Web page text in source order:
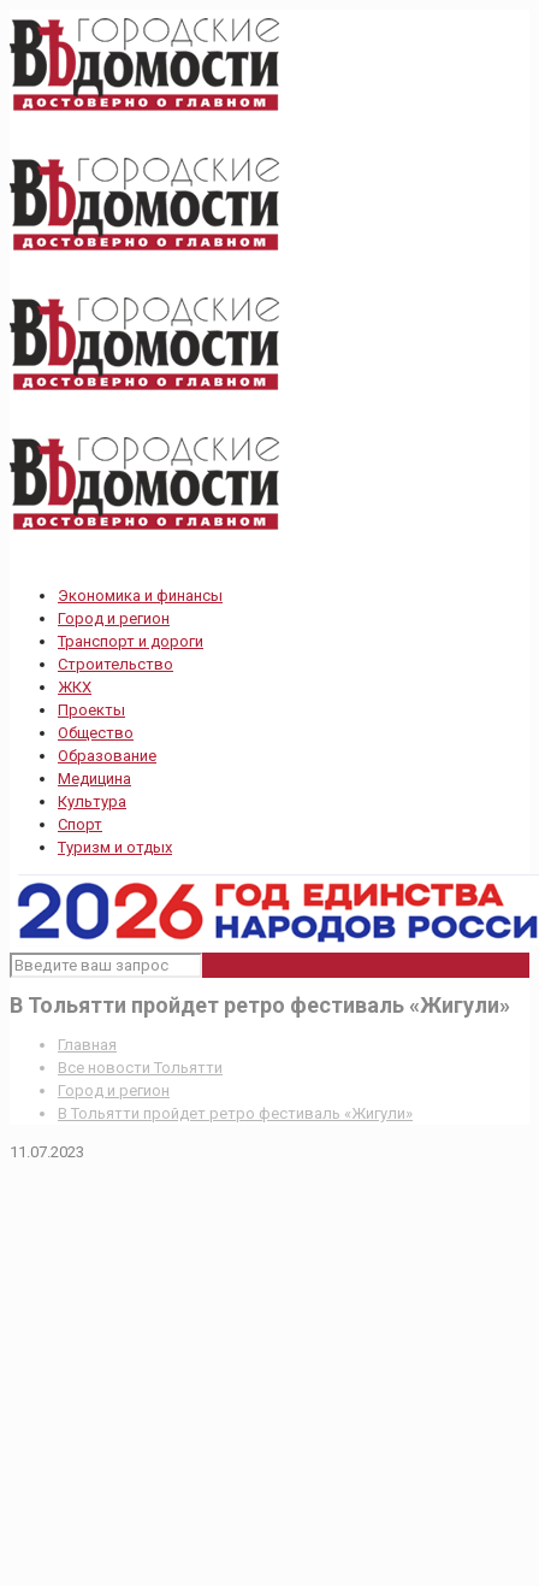
Экономика и финансы
Город и регион
Транспорт и дороги
Строительство
ЖКХ
Проекты
Общество
Образование
Медицина
Культура
Спорт
Туризм и отдых
В Тольятти пройдет ретро фестиваль «Жигули»
Главная
Все новости Тольятти
Город и регион
В Тольятти пройдет ретро фестиваль «Жигули»
11.07.2023